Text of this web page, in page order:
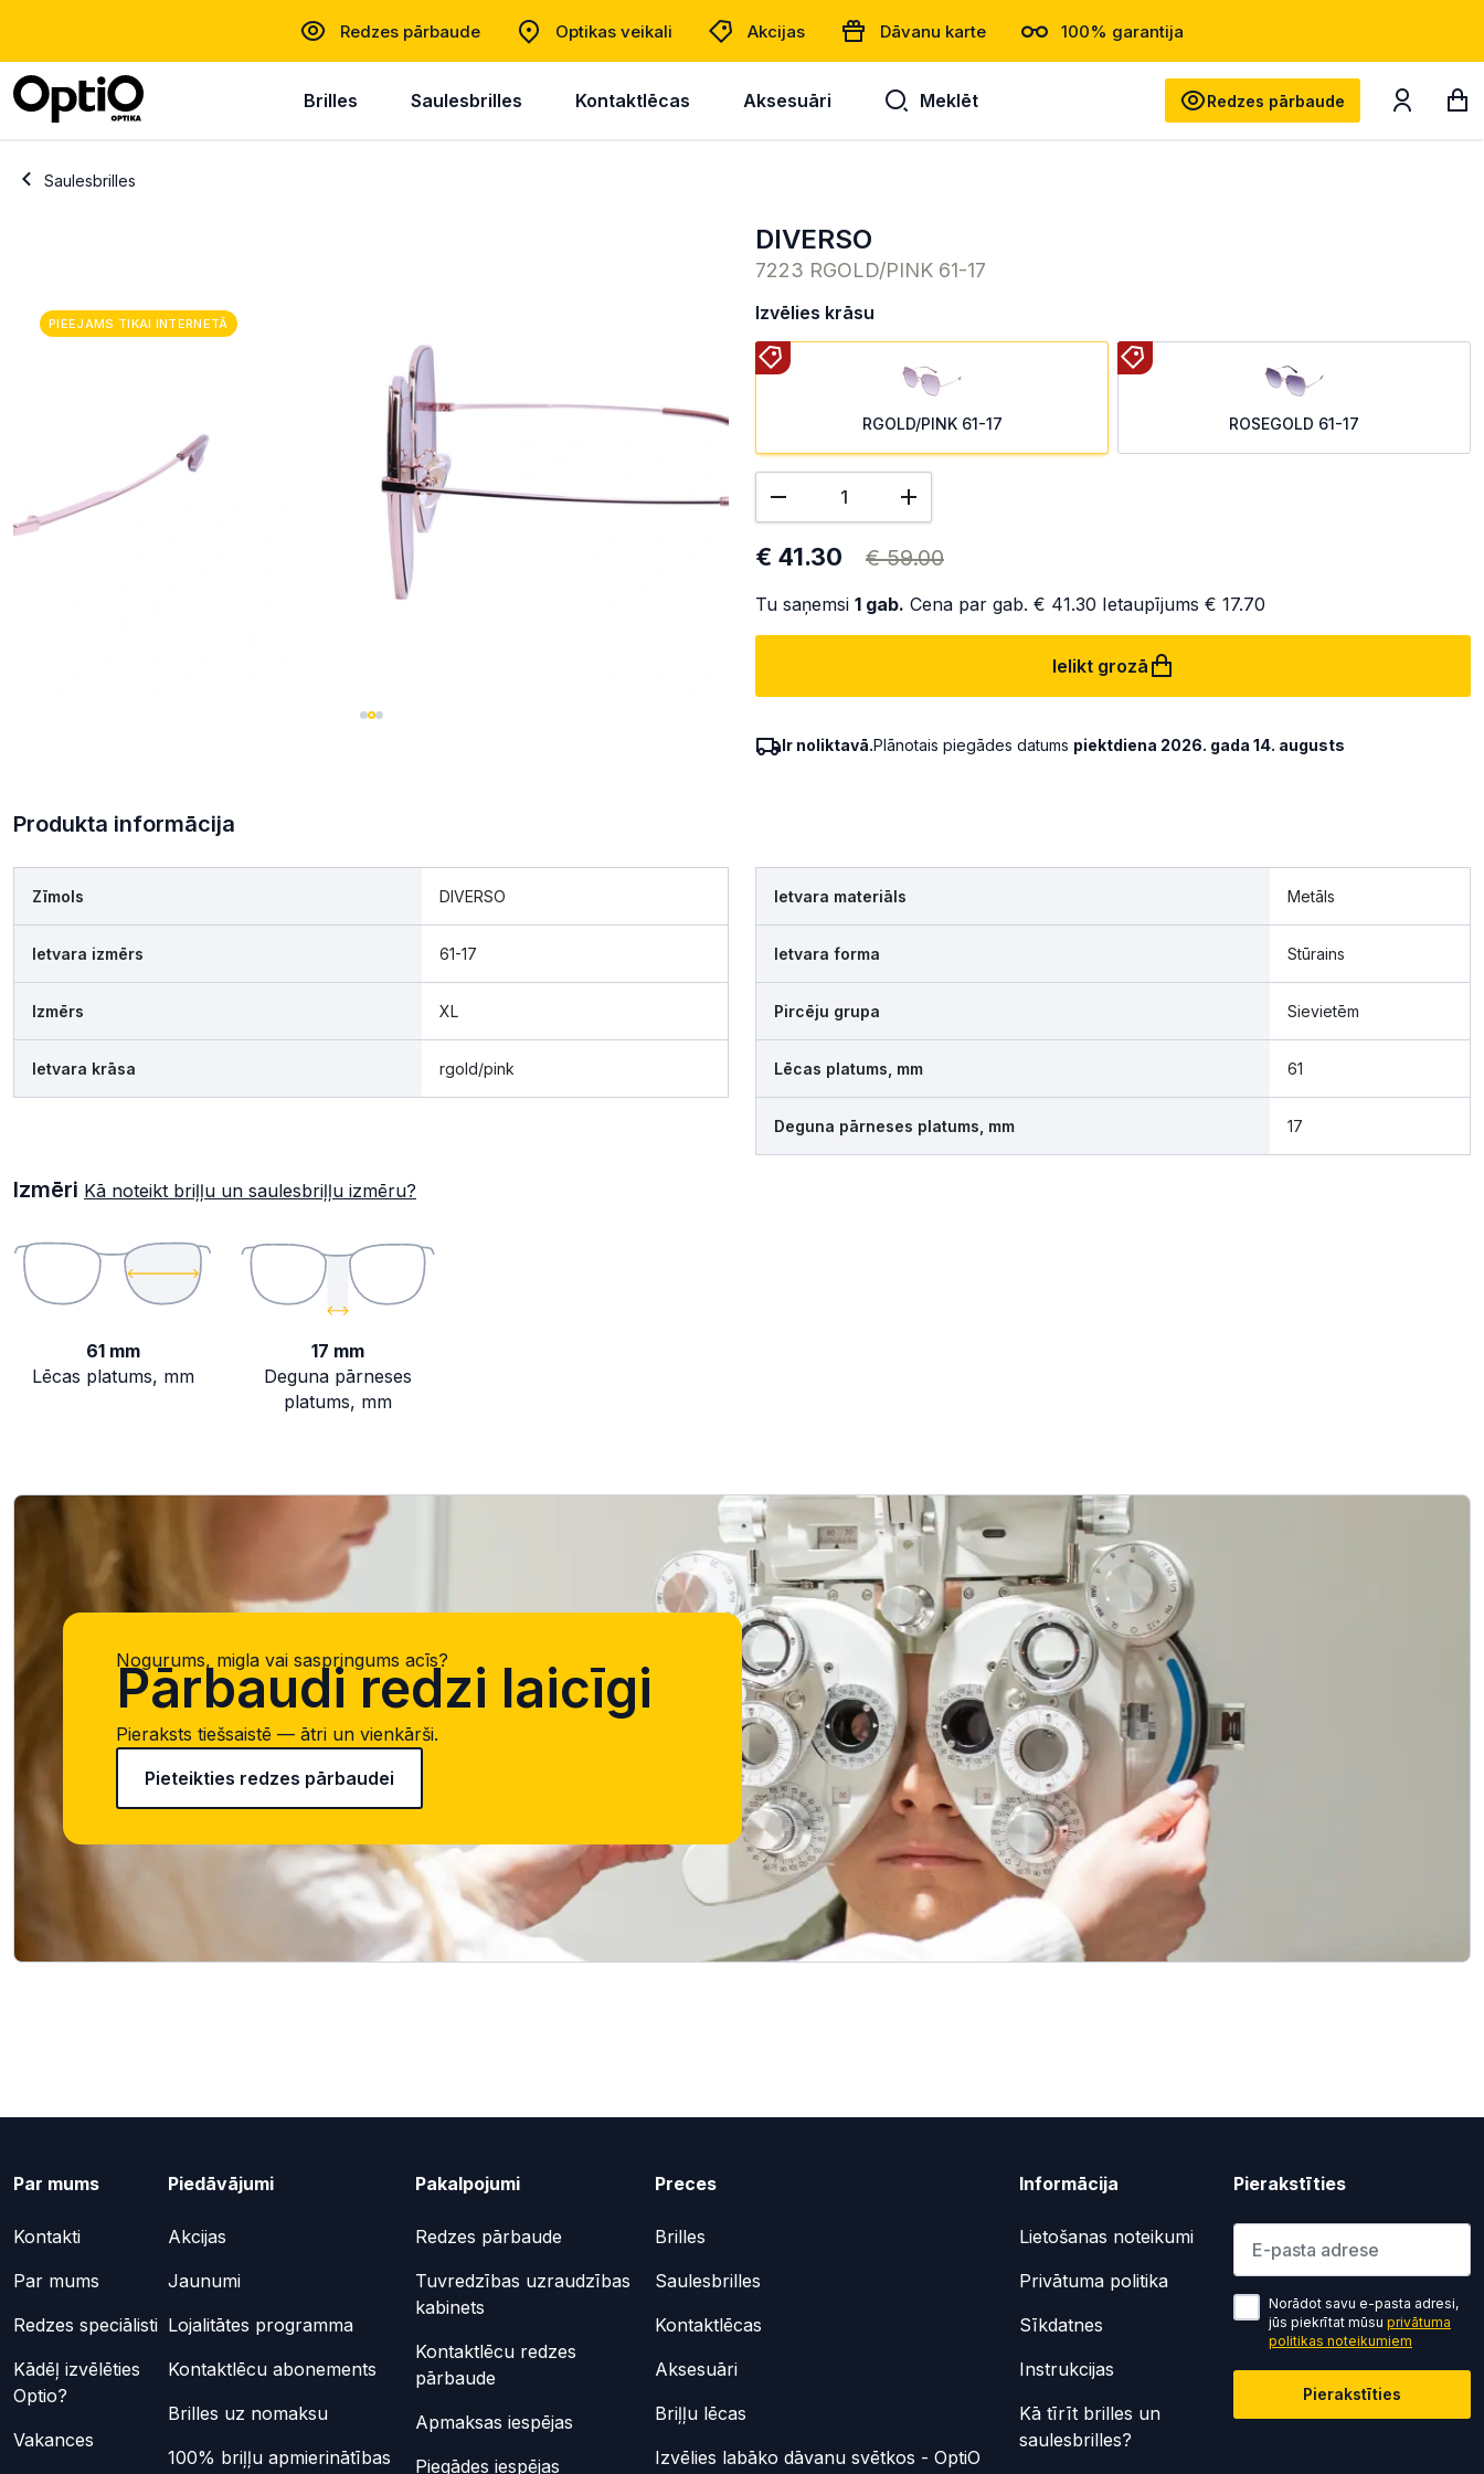
Redzes pārbaude Optikas veikali Akcijas Dāvanu karte 100% garantija
Brilles Saulesbrilles Kontaktlēcas Aksesuāri Meklēt Redzes pārbaude
Saulesbrilles
PIEEJAMS TIKAI INTERNETĀ
DIVERSO
7223 RGOLD/PINK 61-17
Izvēlies krāsu
RGOLD/PINK 61-17 ROSEGOLD 61-17
€ 41.30 € 59.00
Tu saņemsi 1 gab. Cena par gab. € 41.30 Ietaupījums € 17.70
Ielikt grozā
Ir noliktavā.Plānotais piegādes datums piektdiena 2026. gada 14. augusts
Produkta informācija
Zīmols DIVERSO
Ietvara izmērs 61-17
Izmērs XL
Ietvara krāsa rgold/pink
Ietvara materiāls Metāls
Ietvara forma Stūrains
Pircēju grupa Sievietēm
Lēcas platums, mm 61
Deguna pārneses platums, mm 17
Izmēri Kā noteikt briļļu un saulesbriļļu izmēru?
61 mm
Lēcas platums, mm
17 mm
Deguna pārneses
platums, mm
Nogurums, migla vai saspringums acīs?
Pārbaudi redzi laicīgi
Pieraksts tiešsaistē — ātri un vienkārši.
Pieteikties redzes pārbaudei
Par mums
Kontakti
Par mums
Redzes speciālisti
Kādēļ izvēlēties
Optio?
Vakances
Piedāvājumi
Akcijas
Jaunumi
Lojalitātes programma
Kontaktlēcu abonements
Brilles uz nomaksu
100% briļļu apmierinātības
Pakalpojumi
Redzes pārbaude
Tuvredzības uzraudzības
kabinets
Kontaktlēcu redzes
pārbaude
Apmaksas iespējas
Piegādes iespējas
Preces
Brilles
Saulesbrilles
Kontaktlēcas
Aksesuāri
Briļļu lēcas
Izvēlies labāko dāvanu svētkos - OptiO
Informācija
Lietošanas noteikumi
Privātuma politika
Sīkdatnes
Instrukcijas
Kā tīrīt brilles un
saulesbrilles?
Pierakstīties
Lūdzu ievadiet e-pasta adresi
Norādot savu e-pasta adresi,
jūs piekrītat mūsu privātuma
politikas noteikumiem
Pierakstīties